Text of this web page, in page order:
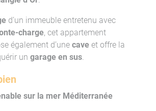
d’un immeuble entretenu avec
charge, cet appartement
également d’une cave et offre la
un garage en sus.
sur la mer Méditerranée